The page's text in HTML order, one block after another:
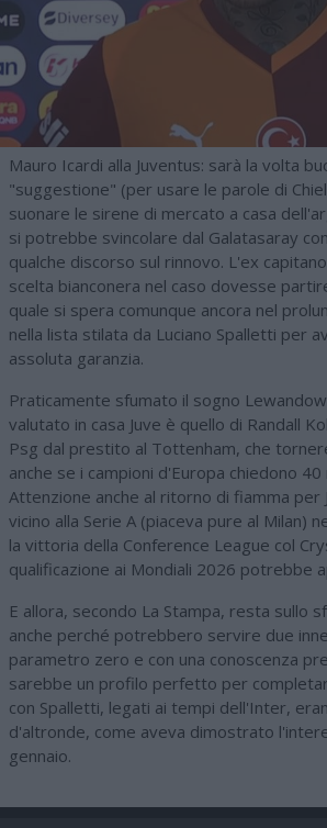
Mauro Icardi alla Juventus: sarà la volta
"suggestione" (per usare le parole di
suonare le sirene di mercato a casa
si potrebbe svincolare dal Galatasaray
qualche discorso sul rinnovo. L'ex
scelta bianconera nel caso dovesse
quale si spera comunque ancora nel
nella lista stilata da Luciano Spalletti per
assoluta garanzia.
Praticamente sfumato il sogno
valutato in casa Juve è quello di Randall
Psg dal prestito al Tottenham, che
anche se i campioni d'Europa chiedono 40
Attenzione anche al ritorno di fiamma per
vicino alla Serie A (piaceva pure al Milan)
la vittoria della Conference League col
qualificazione ai Mondiali 2026 potrebbe
E allora, secondo La Stampa, resta sullo
anche perché potrebbero servire due
parametro zero e con una conoscenza
sarebbe un profilo perfetto per
con Spalletti, legati ai tempi dell'Inter,
d'altronde, come aveva dimostrato
gennaio.